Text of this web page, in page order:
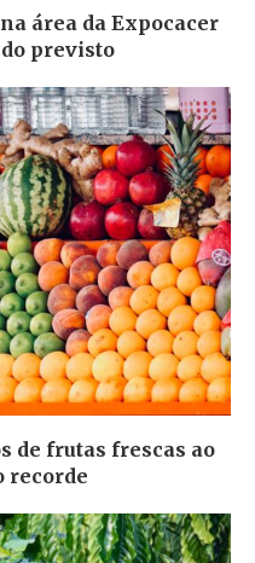
área da Expocacer
previsto
de frutas frescas ao
recorde